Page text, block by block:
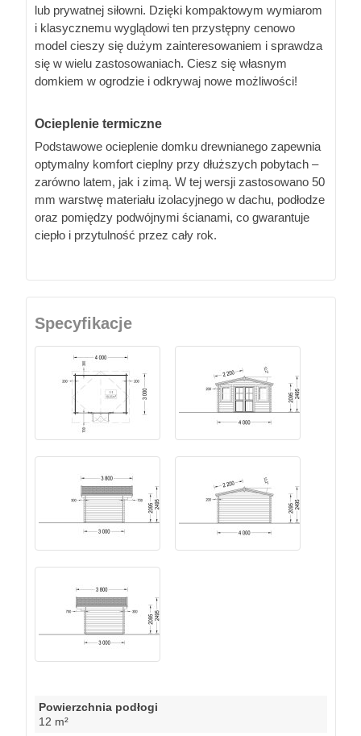
lub prywatnej siłowni. Dzięki kompaktowym wymiarom
i klasycznemu wyglądowi ten przystępny cenowo
model cieszy się dużym zainteresowaniem i sprawdza
się w wielu zastosowaniach. Ciesz się własnym
domkiem w ogrodzie i odkrywaj nowe możliwości!
Ocieplenie termiczne
Podstawowe ocieplenie domku drewnianego zapewnia
optymalny komfort cieplny przy dłuższych pobytach –
zarówno latem, jak i zimą. W tej wersji zastosowano 50
mm warstwę materiału izolacyjnego w dachu, podłodze
oraz pomiędzy podwójnymi ścianami, co gwarantuje
ciepło i przytulność przez cały rok.
Specyfikacje
Powierzchnia podłogi
12 m²